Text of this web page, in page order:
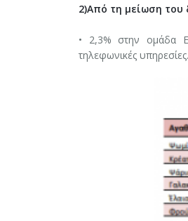
2)Από τη μείωση του
• 2,3% στην ομάδα
τηλεφωνικές υπηρεσίες.